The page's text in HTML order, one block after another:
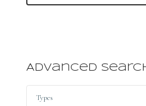
Advanced
Types